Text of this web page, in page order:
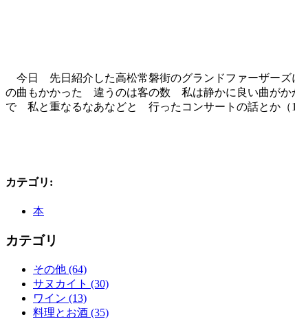
今日 先日紹介した高松常磐街のグランドファーザー
の曲もかかった 違うのは客の数 私は静かに良い曲がか
で 私と重なるなあなどと 行ったコンサートの話とか
カテゴリ :
本
カテゴリ
その他 (64)
サヌカイト (30)
ワイン (13)
料理とお酒 (35)